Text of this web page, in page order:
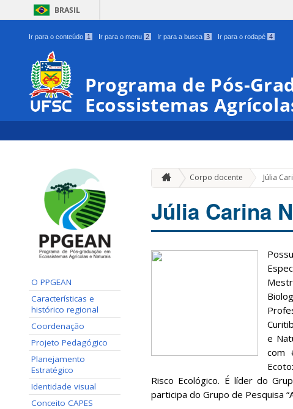
BRASIL
Ir para o conteúdo 1 Ir para o menu 2 Ir para a busca 3 Ir para o rodapé 4
Programa de Pós-
Ecossistemas
O PPGEAN
Características e
histórico regional
Coordenação
Projeto Pedagógico
Planejamento
Estratégico
Identidade visual
Conceito CAPES
Corpo docente Júlia
Júlia Carina
e
com
Risco Ecológico. É líder do
participa do Grupo de Pesquisa